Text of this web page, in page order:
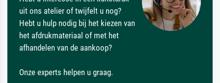
uit ons atelier of twijfelt u nog?
Hebt u hulp nodig bij het kiezen van
het afdrukmateriaal of met het
afhandelen van de aankoop?
Onze experts helpen u graag.